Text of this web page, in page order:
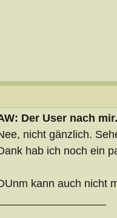
Der User nach
nicht gänzlich.
hab ich noch ein
kann auch nicht